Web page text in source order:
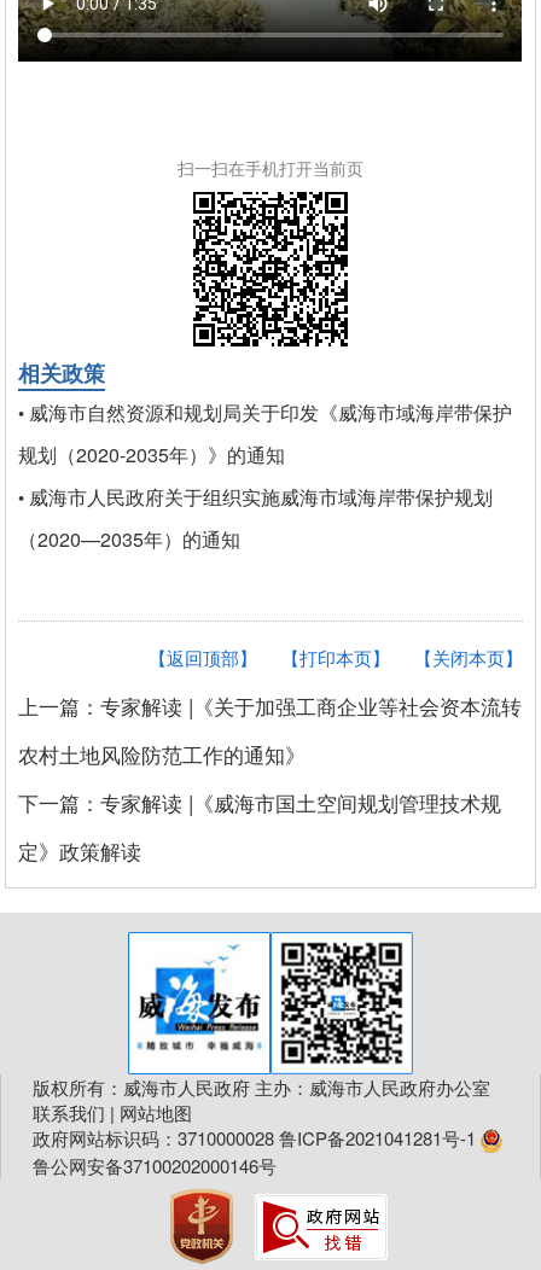
扫一扫在手机打开当前页
相关政策
• 威海市自然资源和规划局关于印发《威海市域海岸带保护
规划（2020-2035年）》的通知
• 威海市人民政府关于组织实施威海市域海岸带保护规划
（2020—2035年）的通知
【关闭本页】
【打印本页】
【返回顶部】
上一篇：专家解读 |《关于加强工商企业等社会资本流转
农村土地风险防范工作的通知》
下一篇：专家解读 |《威海市国土空间规划管理技术规
定》政策解读
版权所有：威海市人民政府 主办：威海市人民政府办公室
联系我们 | 网站地图
政府网站标识码：3710000028鲁ICP备2021041281号-1
鲁公网安备37100202000146号